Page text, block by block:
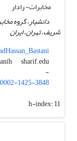
مخابرات- رادار
دانشیار، گروه
شریف، تهران، ایران
bastanih
sharif.edu
-
1425-3848
h-index:11